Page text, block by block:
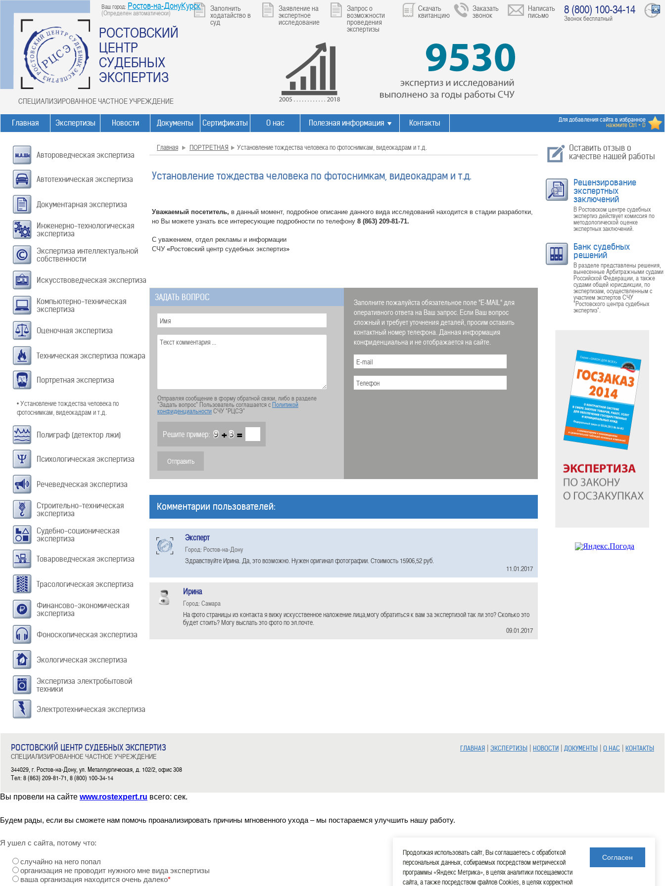
Ваш город: Ростов-на-ДонуКурск
(Определен автоматически)
РОСТОВСКИЙ
ЦЕНТР
СУДЕБНЫХ
ЭКСПЕРТИЗ
СПЕЦИАЛИЗИРОВАННОЕ ЧАСТНОЕ УЧРЕЖДЕНИЕ
Заполнить
ходатайство в
суд
Заявление на
экспертное
исследование
Запрос о
возможности
проведения
экспертизы
Скачать
квитанцию
Заказать
звонок
Написать
письмо 8 (800) 100-34-14
Звонок бесплатный
Главная Экспертизы Новости Документы Сертификаты О нас Полезная информация Контакты Для добавления сайта в избранное
нажмите Ctrl + D
Автороведческая экспертиза
Автотехническая экспертиза
Документарная экспертиза
Инженерно-технологическая
экспертиза
Экспертиза интеллектуальной
собственности
Искусствоведческая экспертиза
Компьютерно-техническая
экспертиза
Оценочная экспертиза
Техническая экспертиза пожара
Портретная экспертиза
• Установление тождества человека по
фотоснимкам, видеокадрам и т.д.
Полиграф (детектор лжи)
Психологическая экспертиза
Речеведческая экспертиза
Строительно-техническая
экспертиза
Судебно-соционическая
экспертиза
Товароведческая экспертиза
Трасологическая экспертиза
Финансово-экономическая
экспертиза
Фоноскопическая экспертиза
Экологическая экспертиза
Экспертиза электробытовой
техники
Электротехническая экспертиза
Главная ПОРТРЕТНАЯ Установление тождества человека по фотоснимкам, видеокадрам и т.д.
Установление тождества человека по фотоснимкам, видеокадрам и т.д.
Уважаемый посетитель, в данный момент, подробное описание данного вида исследований находится в стадии разработки,
но Вы можете узнать все интересующие подробности по телефону 8 (863) 209-81-71.
С уважением, отдел рекламы и информации
СЧУ «Ростовский центр судебных экспертиз»
ЗАДАТЬ ВОПРОС
Отправляя сообщение в форму обратной связи, либо в разделе
"Задать вопрос" Пользователь соглашается сПолитикой
конфиденциальностиСЧУ "РЦСЭ"
Решите пример: + =
Заполните пожалуйста обязательное поле "E-MAIL" для
оперативного ответа на Ваш запрос. Если Ваш вопрос
сложный и требует уточнения деталей, просим оставить
контактный номер телефона. Данная информация
конфиденциальна и не отображается на сайте.
Комментарии пользователей:
Эксперт
Город: Ростов-на-Дону
Здравствуйте Ирина. Да, это возможно. Нужен оригинал фотографии. Стоимость 15906,52 руб.
11.01.2017
Ирина
Город: Самара
На фото страницы из контакта я вижу искусственное наложение лица,могу обратиться к вам за экспертизой так ли это? Сколько это
будет стоить? Могу выслать это фото по эл.почте.
09.01.2017
Оставить отзыв о
качестве нашей работы
Рецензирование
экспертных
заключений
В Ростовском центре судебных
экспертиз действует комиссия по
методологической оценке
экспертных заключений.
Банк судебных
решений
В разделе представлены решения,
вынесенные Арбитражными судами
Российской Федерации, а также
судами общей юрисдикции, по
экспертизам, осуществленным с
участием экспертов СЧУ
"Ростовского центра судебных
экспертиз".
РОСТОВСКИЙ ЦЕНТР СУДЕБНЫХ ЭКСПЕРТИЗ
СПЕЦИАЛИЗИРОВАННОЕ ЧАСТНОЕ УЧРЕЖДЕНИЕ
344029, г. Ростов-на-Дону, ул. Металлургическая, д. 102/2, офис 308
Тел: 8 (863) 209-81-71, 8 (800) 100-34-14
ГЛАВНАЯ | ЭКСПЕРТИЗЫ | НОВОСТИ | ДОКУМЕНТЫ | О НАС | КОНТАКТЫ
Вы провели на сайте www.rostexpert.ru всего: сек.
Будем рады, если вы сможете нам помочь проанализировать причины мгновенного ухода – мы постараемся улучшить нашу работу.
Я ушел с сайта, потому что:
случайно на него попал
организация не проводит нужного мне вида экспертизы
ваша организация находится очень далеко*
Продолжая использовать сайт, Вы соглашаетесь с обработкой
персональных данных, собираемых посредством метрической
программы «Яндекс Метрика», в целях аналитики посещаемости
сайта, а также посредством файлов Cookies, в целях корректной
Согласен